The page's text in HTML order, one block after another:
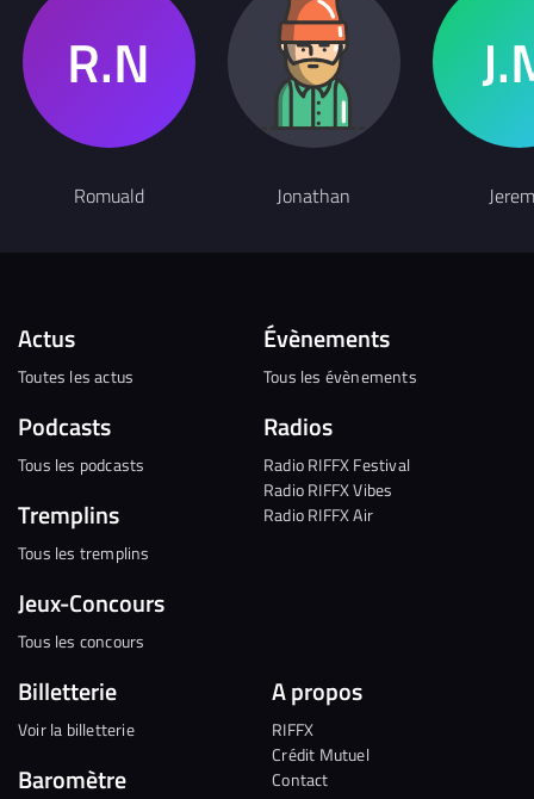
Romuald Jonathan
Actus
Toutes les actus
Podcasts
Tous les podcasts
Tremplins
Tous les tremplins
Jeux-Concours
Tous les concours
Évènements
Tous les évènements
Radios
Radio RIFFX Festival
Radio RIFFX Vibes
Radio RIFFX Air
Billetterie
Voir la billetterie
Baromètre
A propos
RIFFX
Crédit Mutuel
Contact